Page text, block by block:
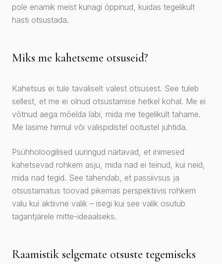
pole enamik meist kunagi õppinud, kuidas tegelikult
hästi otsustada.
Miks me kahetseme otsuseid?
Kahetsus ei tule tavaliselt valest otsusest. See tuleb
sellest, et me ei olnud otsustamise hetkel kohal. Me ei
võtnud aega mõelda läbi, mida me tegelikult tahame.
Me lasime hirmul või välispidistel ootustel juhtida.
Psühholoogilised uuringud näitavad, et inimesed
kahetsevad rohkem asju, mida nad ei teinud, kui neid,
mida nad tegid. See tähendab, et passiivsus ja
otsustamatus toovad pikemas perspektiivis rohkem
valu kui aktiivne valik – isegi kui see valik osutub
tagantjärele mitte-ideaalseks.
Raamistik selgemate otsuste tegemiseks